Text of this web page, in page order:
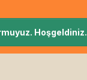
Hoşgeldiniz.